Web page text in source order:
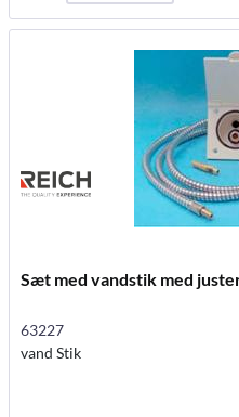
Sæt med vandstik med
63227
vand Stik